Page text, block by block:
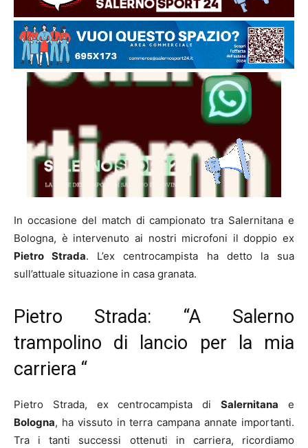
In occasione del match di campionato tra Salernitana e
Bologna, è intervenuto ai nostri microfoni il doppio ex
Pietro Strada. L’ex centrocampista ha detto la sua
sull’attuale situazione in casa granata.
Pietro Strada: “A Salerno
trampolino di lancio per la mia
carriera “
Pietro Strada, ex centrocampista diSalernitana e
Bologna, ha vissuto in terra campana annate importanti.
Tra i tanti successi ottenuti in carriera, ricordiamo